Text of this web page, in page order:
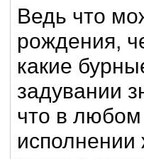
Ведь что
рождения,
какие
задувании
что в
исполнении